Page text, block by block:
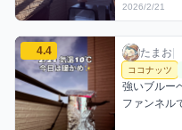
2026/2/21
たまおのココナッツミッ
4.4 たまお /
たまお|
利用フ
ココナッツ
コメント
強いブルー
ファンネル
評価